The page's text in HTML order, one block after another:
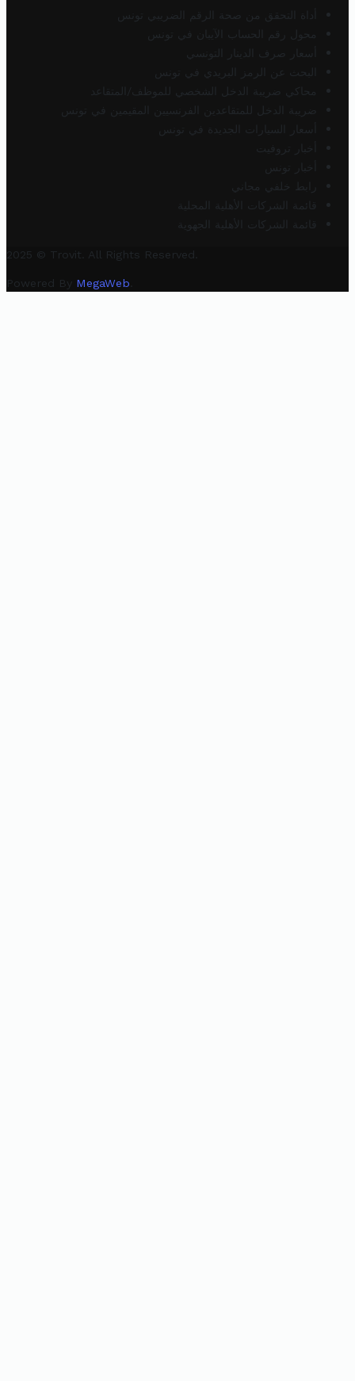
أداة التحقق من صحة الرقم الضريبي تونس
محول رقم الحساب الآيبان في تونس
أسعار صرف الدينار التونسي
البحث عن الرمز البريدي في تونس
محاكي ضريبة الدخل الشخصي للموظف/المتقاعد
ضريبة الدخل للمتقاعدين الفرنسيين المقيمين في تونس
أسعار السيارات الجديدة في تونس
أخبار تروفيت
أخبار تونس
رابط خلفي مجاني
قائمة الشركات الأهلية المحلية
قائمة الشركات الأهلية الجهوية
2025 © Trovit. All Rights Reserved.
Powered By MegaWeb